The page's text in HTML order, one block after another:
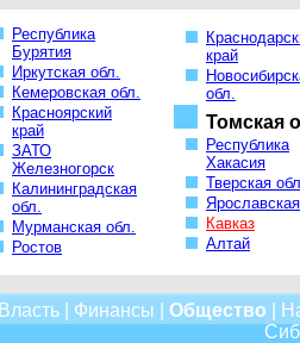
Республика
Бурятия
Иркутская обл.
Кемеровская обл.
Красноярский
край
ЗАТО
Железногорск
Калининградская
обл.
Мурманская обл.
Ростов
край
обл.
Томская
Республика
Хакасия
Тверская
Кавказ
Алтай
Власть| Финансы Общество